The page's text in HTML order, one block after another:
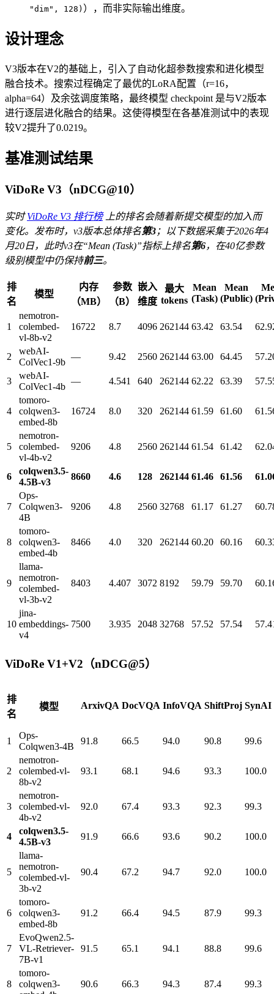
"dim", 128) ），而非实际输出维度。
设计理念
V3版本在V2的基础上，引入了自动化超参数搜索和进化模型
融合技术。搜索过程确定了最优的LoRA配置（r=16，
alpha=64）及余弦调度策略，最终模型 checkpoint 是与V2版本
进行逐层进化融合的结果。这使得模型在各基准测试中的表现
较V2提升了0.0219。
基准测试结果
ViDoRe V3（nDCG@10）
实时ViDoRe V3 排行榜上的排名会随着新提交模型的加入而
变化。发布时，v3版本总体排名第3；以下数据采集于2026年4
月20日，此时v3在“Mean (Task)”指标上排名第6，在40亿参数
级别模型中仍保持前三。
排
名
模型
内存
（MB）
参数
（B）
嵌入
维度
最大
tokens
Mean
(Task)
Mean
(Public)
1
nemotron-
colembed-
vl-8b-v2
16722 8.7 4096 262144 63.42 63.54
2
webAI-
ColVec1-9b
— 9.42 2560 262144 63.00 64.45
3
webAI-
ColVec1-4b
— 4.541 640 262144 62.22 63.39
4
tomoro-
colqwen3-
embed-8b
16724 8.0 320 262144 61.59 61.60
5
nemotron-
colembed-
vl-4b-v2
9206 4.8 2560 262144 61.54 61.42
6
colqwen3.5-
4.5B-v3
8660 4.6 128 262144 61.46 61.56
7
Ops-
Colqwen3-
4B
9206 4.8 2560 32768 61.17 61.27
8
tomoro-
colqwen3-
embed-4b
8466 4.0 320 262144 60.20 60.16
9
llama-
nemotron-
colembed-
vl-3b-v2
8403 4.407 3072 8192 59.79 59.70
10
jina-
embeddings-
v4
7500 3.935 2048 32768 57.52 57.54
ViDoRe V1+V2（nDCG@5）
排
名
模型 ArxivQA DocVQA InfoVQA ShiftProj SynAI
1
Ops-
Colqwen3-4B
91.8 66.5 94.0 90.8 99.6
2
nemotron-
colembed-vl-
8b-v2
93.1 68.1 94.6 93.3 100.0
3
nemotron-
colembed-vl-
4b-v2
92.0 67.4 93.3 92.3 99.3
4
colqwen3.5-
4.5B-v3
91.9 66.6 93.6 90.2 100.0
5
llama-
nemotron-
colembed-vl-
3b-v2
90.4 67.2 94.7 92.0 100.0
6
tomoro-
colqwen3-
embed-8b
91.2 66.4 94.5 87.9 99.3
7
EvoQwen2.5-
VL-Retriever-
7B-v1
91.5 65.1 94.1 88.8 99.6
8
tomoro-
colqwen3-
90.6 66.3 94.3 87.4 99.3